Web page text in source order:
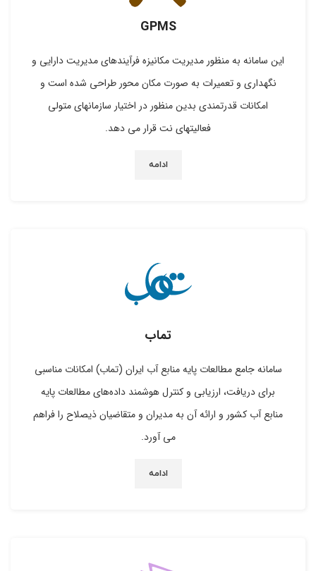
GPMS
این سامانه به منظور مدیریت مکانیزه فرآیندهای مدیریت دارایی و
نگهداری و تعمیرات به صورت مکان محور طراحی شده است و
امکانات قدرتمندی بدین منظور در اختیار سازمانهای متولی
فعالیتهای نت قرار می دهد.
ادامه
تماب
سامانه جامع مطالعات پایه منابع آب ایران (تماب) امکانات مناسبی
برای دریافت، ارزیابی و کنترل هوشمند داده‌های مطالعات پایه
منابع آب کشور و ارائه آن به مدیران و متقاضیان ذیصلاح را فراهم
می آورد.
ادامه